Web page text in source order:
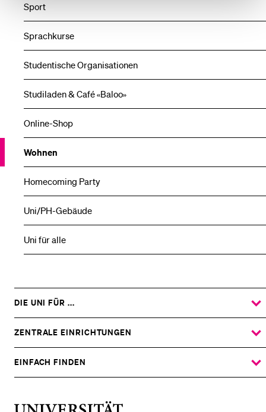
Sport
Sprachkurse
Studentische Organisationen
Studiladen & Café «Baloo»
Online-Shop
Wohnen
Homecoming Party
Uni/PH-Gebäude
Uni für alle
DIE UNI FÜR ...
DAS
UNTERMENÜ
ZENTRALE EINRICHTUNGEN
DAS
UNTERMENÜ
EINFACH FINDEN
DAS